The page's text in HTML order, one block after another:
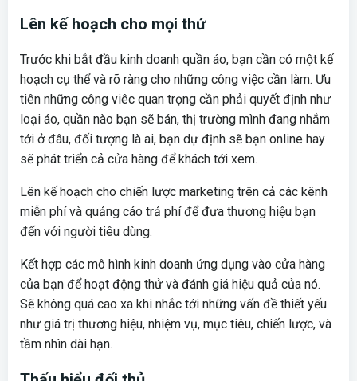
Lên kế hoạch cho mọi thứ
Trước khi bắt đầu kinh doanh quần áo, bạn cần có một kế
hoạch cụ thể và rõ ràng cho những công việc cần làm. Ưu
tiên những công viêc quan trọng cần phải quyết định như
loại áo, quần nào bạn sẽ bán, thị trường mình đang nhắm
tới ở đâu, đối tượng là ai, bạn dự định sẽ bạn online hay
sẽ phát triển cả cửa hàng để khách tới xem.
Lên kế hoạch cho chiến lược marketing trên cả các kênh
miễn phí và quảng cáo trả phí để đưa thương hiệu bạn
đến với người tiêu dùng.
Kết hợp các mô hình kinh doanh ứng dụng vào cửa hàng
của bạn để hoạt động thử và đánh giá hiệu quả của nó.
Sẽ không quá cao xa khi nhắc tới những vấn đề thiết yếu
như giá trị thương hiệu, nhiệm vụ, mục tiêu, chiến lược, và
tầm nhìn dài hạn.